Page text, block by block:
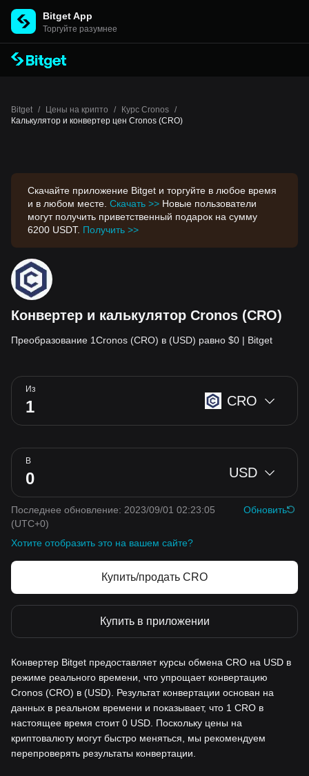
Bitget App
Торгуйте разумнее
Bitget / Цены на крипто / Курс Cronos /
Калькулятор и конвертер цен Cronos (CRO)
Скачайте приложение Bitget и торгуйте в любое время
и в любом месте. Скачать >> Новые пользователи
могут получить приветственный подарок на сумму
6200 USDT. Получить >>
Конвертер и калькулятор Cronos (CRO)
Преобразование 1Cronos (CRO) в (USD) равно $0 | Bitget
Из
CRO
В
USD
Последнее обновление: 2023/09/01 02:23:05
(UTC+0)
Обновить
Хотите отобразить это на вашем сайте?
Купить/продать CRO
Купить в приложении
Конвертер Bitget предоставляет курсы обмена CRO на USD в
режиме реального времени, что упрощает конвертацию
Cronos (CRO) в (USD). Результат конвертации основан на
данных в реальном времени и показывает, что 1 CRO в
настоящее время стоит 0 USD. Поскольку цены на
криптовалюту могут быстро меняться, мы рекомендуем
перепроверять результаты конвертации.